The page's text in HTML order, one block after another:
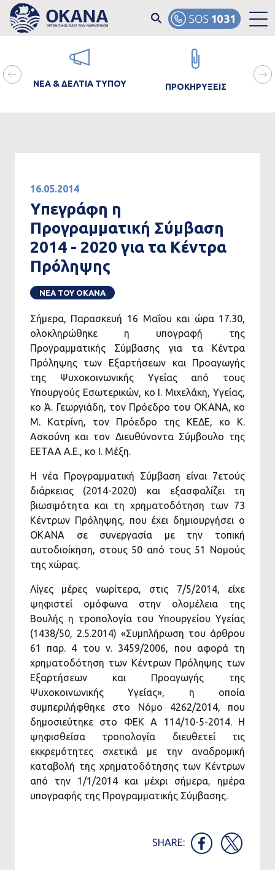
Skip to main content
ΝΕΑ & ΔΕΛΤΙΑ ΤΥΠΟΥ ΠΡΟΚΗΡΥΞΕΙΣ
16.05.2014
Υπεγράφη η
Προγραμματική Σύμβαση
2014 - 2020 για τα Κέντρα
Πρόληψης
ΝΕΑ ΤΟΥ ΟΚΑΝΑ
Σήμερα, Παρασκευή 16 Μαΐου και ώρα 17.30,
ολοκληρώθηκε η υπογραφή της
Προγραμματικής Σύμβασης για τα Κέντρα
Πρόληψης των Εξαρτήσεων και Προαγωγής
της Ψυχοκοινωνικής Υγείας από τους
Υπουργούς Εσωτερικών, κο Ι. Μιχελάκη, Υγείας,
κο Ά. Γεωργιάδη, τον Πρόεδρο του ΟΚΑΝΑ, κο
Μ. Κατρίνη, τον Πρόεδρο της ΚΕΔΕ, κο Κ.
Ασκούνη και τον Διευθύνοντα Σύμβουλο της
ΕΕΤΑΑ Α.Ε., κο Ι. Μέξη.
Η νέα Προγραμματική Σύμβαση είναι 7ετούς
διάρκειας (2014-2020) και εξασφαλίζει τη
βιωσιμότητα και τη χρηματοδότηση των 73
Κέντρων Πρόληψης, που έχει δημιουργήσει ο
ΟΚΑΝΑ σε συνεργασία με την τοπική
αυτοδιοίκηση, στους 50 από τους 51 Νομούς
της χώρας.
Λίγες μέρες νωρίτερα, στις 7/5/2014, είχε
ψηφιστεί ομόφωνα στην ολομέλεια της
Βουλής η τροπολογία του Υπουργείου Υγείας
(1438/50, 2.5.2014) «Συμπλήρωση του άρθρου
61 παρ. 4 του ν. 3459/2006, που αφορά τη
χρηματοδότηση των Κέντρων Πρόληψης των
Εξαρτήσεων και Προαγωγής της
Ψυχοκοινωνικής Υγείας», η οποία
συμπεριλήφθηκε στο Νόμο 4262/2014, που
δημοσιεύτηκε στο ΦΕΚ Α 114/10-5-2014. Η
ψηφισθείσα τροπολογία διευθετεί τις
εκκρεμότητες σχετικά με την αναδρομική
καταβολή της χρηματοδότησης των Κέντρων
από την 1/1/2014 και μέχρι σήμερα, ημέρα
υπογραφής της Προγραμματικής Σύμβασης.
SHARE: